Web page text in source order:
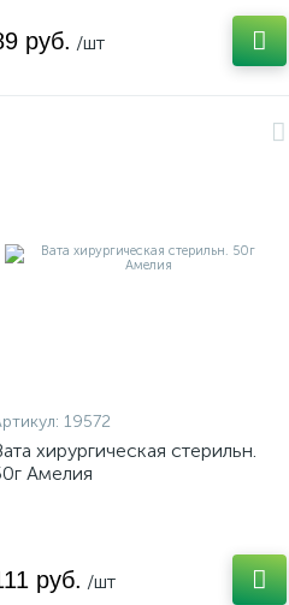
руб. /шт
19572
хирургическая стерильн.
Амелия
руб. /шт